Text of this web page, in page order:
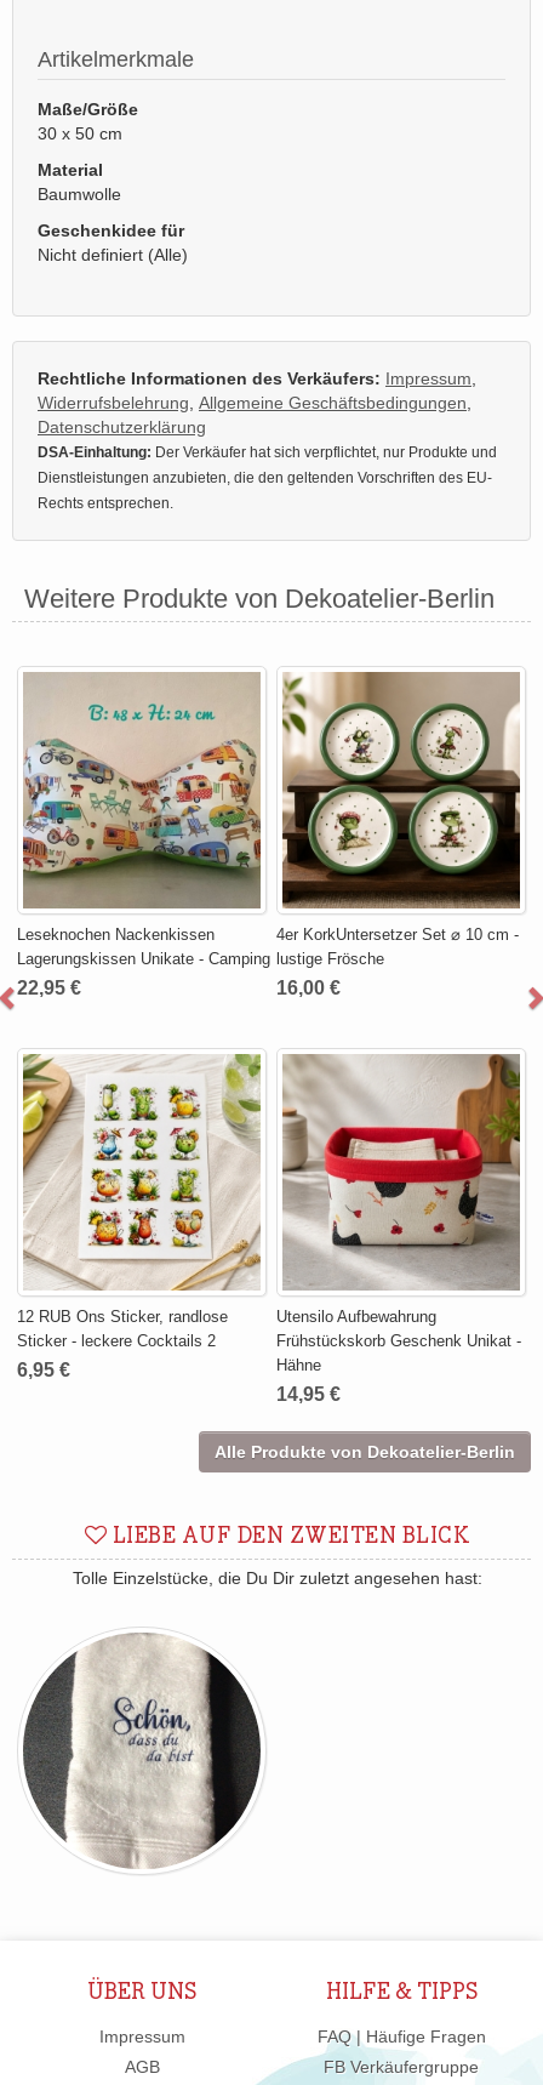
Artikelmerkmale
Maße/Größe
30 x 50 cm
Material
Baumwolle
Geschenkidee für
Nicht definiert (Alle)
Rechtliche Informationen des Verkäufers: Impressum
Widerrufsbelehrung Allgemeine Geschäftsbedingungen
Datenschutzerklärung
DSA-Einhaltung: Der Verkäufer hat sich verpflichtet, nur Produkte und
Dienstleistungen anzubieten, die den geltenden Vorschriften des EU-
Rechts entsprechen.
Weitere Produkte von Dekoatelier-Berlin
Leseknochen Nackenkissen
Lagerungskissen Unikate - Camping
22,95 €
4er KorkUntersetzer Set ⌀ 10 cm -
lustige Frösche
16,00 €
12 RUB Ons Sticker, randlose
Sticker - leckere Cocktails 2
6,95 €
Utensilo Aufbewahrung
Frühstückskorb Geschenk Unikat -
Hähne
14,95 €
Alle Produkte von Dekoatelier-Berlin
LIEBE AUF DEN ZWEITEN BLICK
Tolle Einzelstücke, die Du Dir zuletzt angesehen hast:
ÜBER UNS
Impressum
AGB
HILFE & TIPPS
FAQ | Häufige Fragen
FB Verkäufergruppe